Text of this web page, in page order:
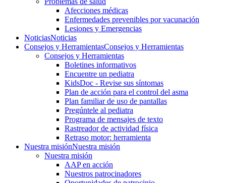
Afecciones médicas
Enfermedades prevenibles por vacunación
Lesiones y Emergencias
NoticiasNoticias
Consejos y HerramientasConsejos y Herramientas
Consejos y Herramientas
Boletines informativos
Encuentre un pediatra
KidsDoc - Revise sus síntomas
Plan de acción para el control del asma
Plan familiar de uso de pantallas
Pregúntele al pediatra
Programa de mensajes de texto
Rastre​​ador de activida​d física
Retraso motor: herramienta
Nuestra misiónNuestra misión
Nuestra misión
AAP en acción
Nuestros patrocinadores